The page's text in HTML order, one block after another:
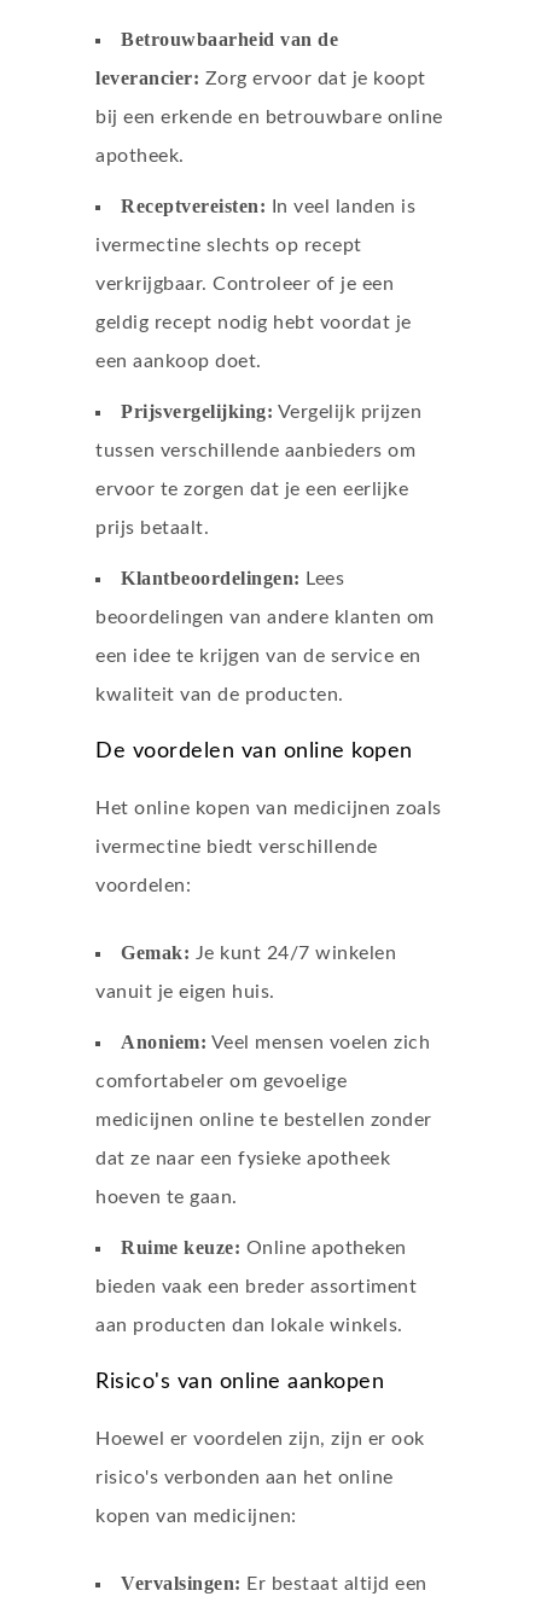
Betrouwbaarheid van de
leverancier: Zorg ervoor dat je koopt
bij een erkende en betrouwbare online
apotheek.
Receptvereisten: In veel landen is
ivermectine slechts op recept
verkrijgbaar. Controleer of je een
geldig recept nodig hebt voordat je
een aankoop doet.
Prijsvergelijking: Vergelijk prijzen
tussen verschillende aanbieders om
ervoor te zorgen dat je een eerlijke
prijs betaalt.
Klantbeoordelingen: Lees
beoordelingen van andere klanten om
een idee te krijgen van de service en
kwaliteit van de producten.
De voordelen van online kopen
Het online kopen van medicijnen zoals
ivermectine biedt verschillende
voordelen:
Gemak: Je kunt 24/7 winkelen
vanuit je eigen huis.
Anoniem: Veel mensen voelen zich
comfortabeler om gevoelige
medicijnen online te bestellen zonder
dat ze naar een fysieke apotheek
hoeven te gaan.
Ruime keuze: Online apotheken
bieden vaak een breder assortiment
aan producten dan lokale winkels.
Risico's van online aankopen
Hoewel er voordelen zijn, zijn er ook
risico's verbonden aan het online
kopen van medicijnen:
Vervalsingen: Er bestaat altijd een